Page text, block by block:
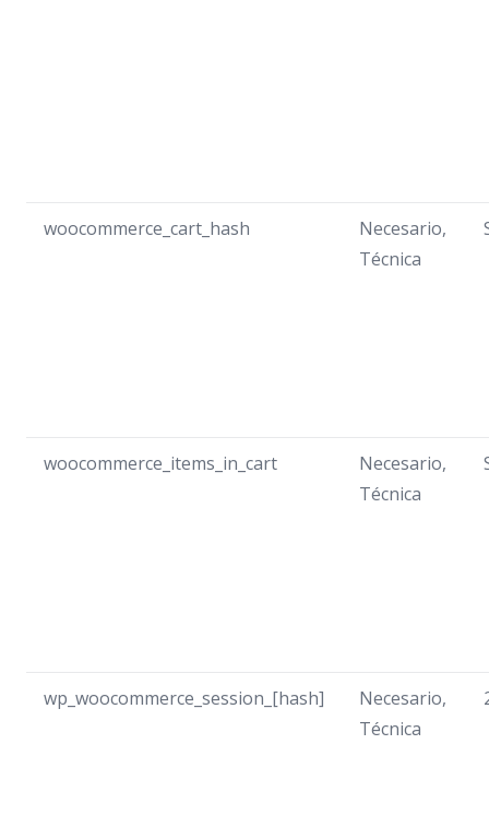
woocommerce_cart_hash
Necesario,
Técnica
woocommerce_items_in_cart
Necesario,
Técnica
wp_woocommerce_session_[hash]
Necesario,
Técnica